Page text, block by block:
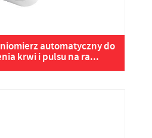
automatyczny do
krwi i pulsu na ra...